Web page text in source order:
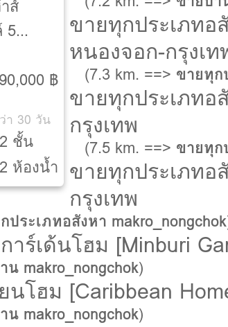
ส์
5
฿
า 30 วัน
2 ชั้น
2 ห้องน้ำ
ขายทุกประเภท
หนองจอก-กรุงเท
(7.3 km. ==> ขายทุก
ขายทุกประเภทอ
กรุงเทพ
(7.5 km. ==> ขายทุก
ขายทุกประเภทอ
กรุงเทพ
ประเภทอสังหา makro_nongchok
ร์เด้นโฮม [Minburi
น makro_nongchok)
โฮม [Caribbean
น makro_nongchok)